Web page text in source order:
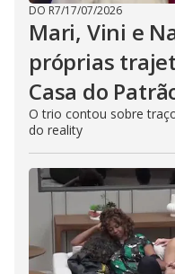
DO R7/17/07/2026
Mari, Vini e
próprias
Casa do
O trio contou sobre
do reality